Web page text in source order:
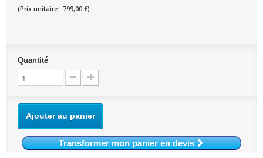
(Prix unitaire : 799,00 €)
Quantité
Ajouter au panier
Transformer mon panier en devis